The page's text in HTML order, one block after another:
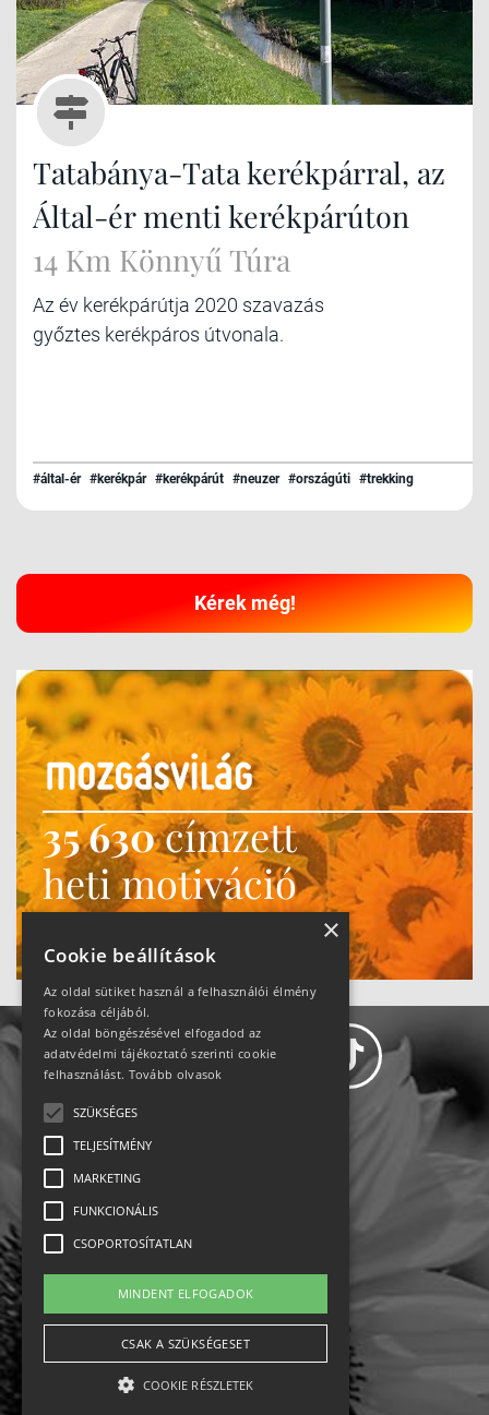
Tatabánya-Tata kerékpárral, az
Által-ér menti kerékpárúton
14 Km Könnyű Túra
Az év kerékpárútja 2020 szavazás
győztes kerékpáros útvonala.
#által-ér #kerékpár #kerékpárút #neuzer #országúti #trekking
Kérek még!
35 630címzett
heti motiváció
Ne maradj le!
Impresszum-kapcsolat
Jogi nyilatkozat
Rólunk
English
×
Cookie beállítások
Az oldal sütiket használ a felhasználói élmény
fokozása céljából.
Az oldal böngészésével elfogadod az
adatvédelmi tájékoztató szerinti cookie
felhasználást. Tovább olvasok
SZÜKSÉGES
TELJESÍTMÉNY
MARKETING
FUNKCIONÁLIS
CSOPORTOSÍTATLAN
MINDENT ELFOGADOK
CSAK A SZÜKSÉGESET
COOKIE RÉSZLETEK